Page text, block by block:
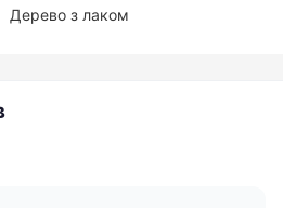
Дерево з лаком